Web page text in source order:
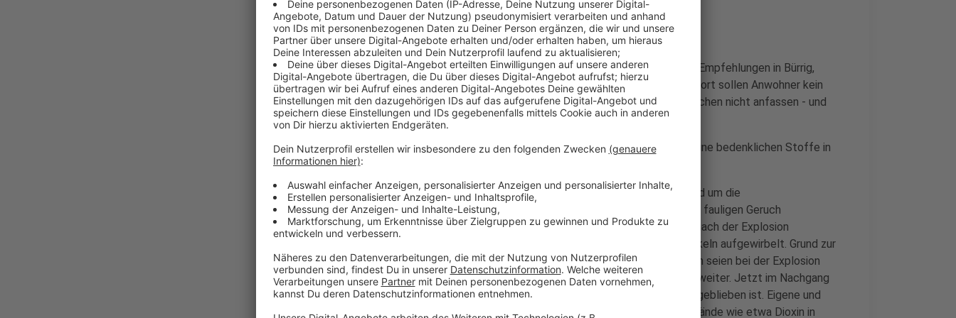
Anzeige
Bis weitere Erkenntnisse vorliegen, gelten weiterhin vorsorgliche Empfehlungen in Bürrig,
Opladen, Küppersteg, Quettingen, Rheindorf und Lützenkirchen. Dort sollen Anwohner kein
selbst angebautes Obst und Gemüse essen und verunreinigte Flächen nicht anfassen - und
auch nicht selber reinigen.
Erste Luftmessungen haben ergeben, dass nach der Explosion keine bedenklichen Stoffe in
Außerdem: Je nachdem wie der Wind steht, können Anwohner rund um die
Müllverbrennungsanlage Bürrig nach wie vor einen beißenden oder fauligen Geruch
wahrnehmen. Grund dafür sind die Aufräumarbeiten in der Anlage nach der Explosion
vergangenen Montag. Dabei wird auch Luft mit verbrannten Partikeln aufgewirbelt. Grund zur
Sorge gibt es nicht, sagt Chempark-Leiter Lars Friedrich. Natürlich seien bei der Explosion
Stoffe in die Luft gelangt, die dort nicht hingehören, so Friedrich weiter. Jetzt im Nachgang
schaue man aber auf das, was gegebenenfalls an Stoffen zurückgeblieben ist. Eigene und
unabhängige Messungen haben bislang keine gefährlichen Rückstände wie etwa Dioxin in